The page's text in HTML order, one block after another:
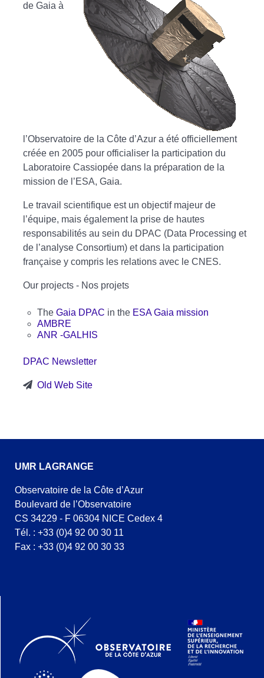
de Gaia à
l’Observatoire de la Côte d’Azur a été officiellement
créée en 2005 pour officialiser la participation du
Laboratoire Cassiopée dans la préparation de la
mission de l’ESA, Gaia.
Le travail scientifique est un objectif majeur de
l’équipe, mais également la prise de hautes
responsabilités au sein du DPAC (Data Processing et
de l’analyse Consortium) et dans la participation
française y compris les relations avec le CNES.
Our projects - Nos projets
The Gaia DPAC in the ESA Gaia mission
AMBRE
ANR -GALHIS
DPAC Newsletter
Old Web Site
UMR LAGRANGE
Observatoire de la Côte d’Azur
Boulevard de l’Observatoire
CS 34229 - F 06304 NICE Cedex 4
Tél. : +33 (0)4 92 00 30 11
Fax : +33 (0)4 92 00 30 33